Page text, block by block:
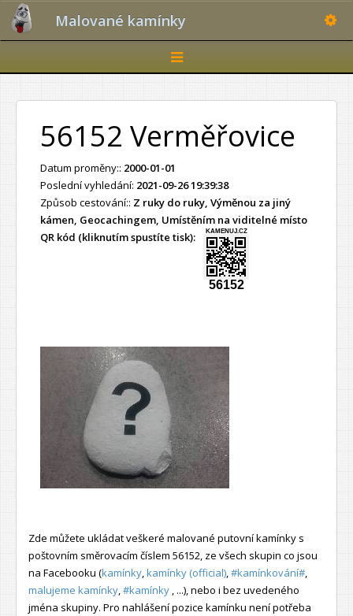
Malované kamínky
Toggle
navigation
56152 Verměřovice
Datum proměny:: 2000-01-01
Poslední vyhledání: 2021-09-26 19:39:38
Způsob cestování:: Z ruky do ruky, Výměnou za jiný
kámen, Geocachingem, Umístěním na viditelné místo
QR kód (kliknutím spustíte tisk):
KAMENUJ.CZ
56152
Zde můžete ukládat veškeré malované putovní kamínky s
poštovním směrovacím číslem 56152, ze všech skupin co jsou
na Facebooku (kamínky kamínky (official) #kamínkování#
malujeme kamínky #kamínky , ...), nebo i bez uvedeného
jména skupiny. Pro nahlášení pozice kamínku není potřeba